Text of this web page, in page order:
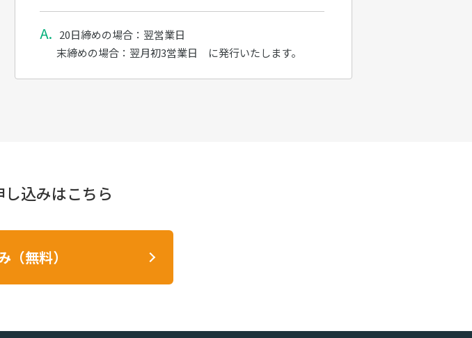
20日締めの場合：翌営業日
末締めの場合：翌月初3営業日 に発行いたします。
し込みはこちら
（無料）